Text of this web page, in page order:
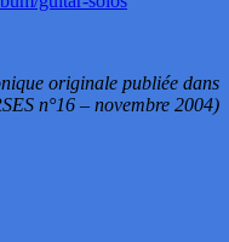
originale publiée dans
n°16 – novembre 2004)